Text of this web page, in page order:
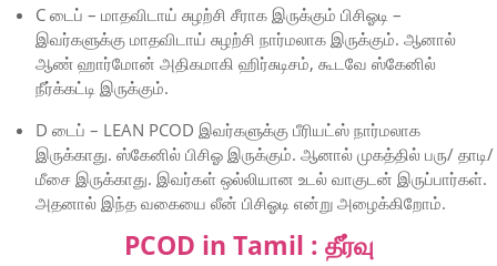
C டைப் – மாதவிடாய் சுழற்சி சீராக இருக்கும் பிசிஓடி –
இவர்களுக்கு மாதவிடாய் சுழற்சி நார்மலாக இருக்கும். ஆனால்
ஆண் ஹார்மோன் அதிகமாகி ஹிர்சுடிசம், கூடவே ஸ்கேனில்
நீர்க்கட்டி இருக்கும்.
D டைப் – LEAN PCOD இவர்களுக்கு பீரியட்ஸ் நார்மலாக
இருக்காது. ஸ்கேனில் பிசிஓ இருக்கும். ஆனால் முகத்தில் பரு/ தாடி/
மீசை இருக்காது. இவர்கள் ஒல்லியான உடல் வாகுடன் இருப்பார்கள்.
அதனால் இந்த வகையை லீன் பிசிஓடி என்று அழைக்கிறோம்.
PCOD in Tamil : தீர்வு